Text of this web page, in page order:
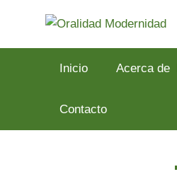
Inicio Acerca de
Contacto